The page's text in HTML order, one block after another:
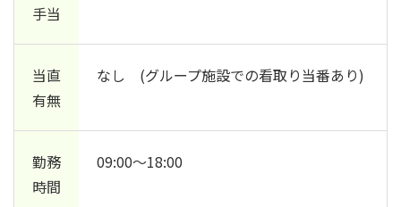
手当
当直
有無
なし (グループ施設での看取り当番あり)
勤務
時間
09:00～18:00